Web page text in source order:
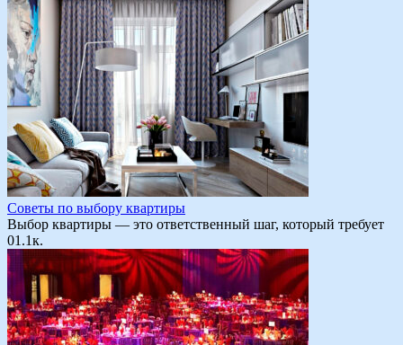
Советы по выбору квартиры
Выбор квартиры — это ответственный шаг, который требует
01.1к.